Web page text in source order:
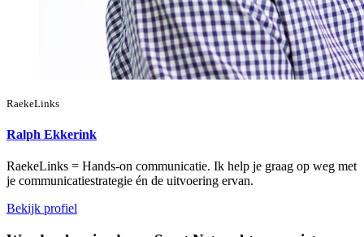
RaekeLinks
Ralph Ekkerink
RaekeLinks = Hands-on communicatie. Ik help je graag op weg met
je communicatiestrategie én de uitvoering ervan.
Bekijk profiel